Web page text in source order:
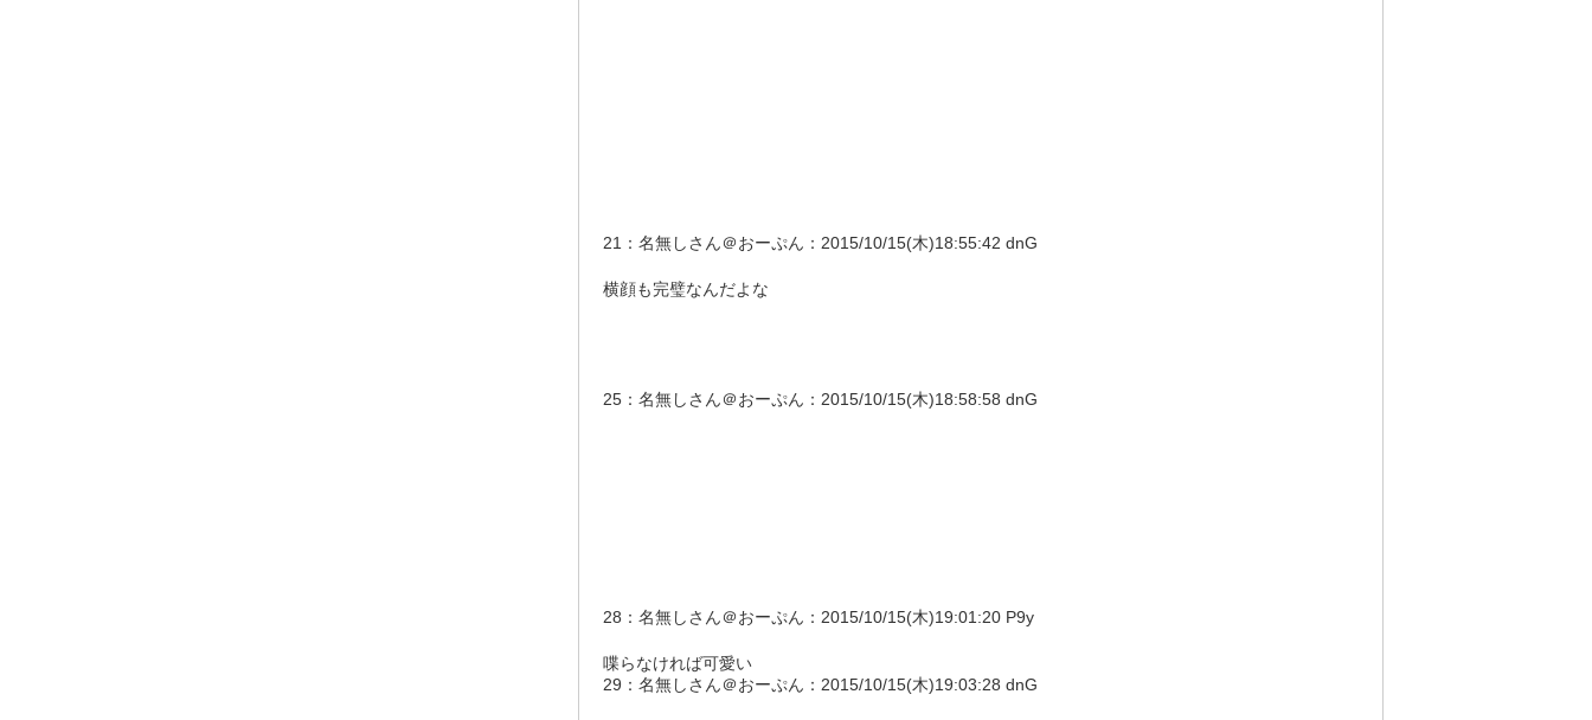
21：名無しさん＠おーぷん：2015/10/15(木)18:55:42 dnG
横顔も完璧なんだよな
25：名無しさん＠おーぷん：2015/10/15(木)18:58:58 dnG
28：名無しさん＠おーぷん：2015/10/15(木)19:01:20 P9y
喋らなければ可愛い
29：名無しさん＠おーぷん：2015/10/15(木)19:03:28 dnG